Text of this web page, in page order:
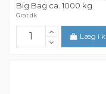
Big Bag ca. 1000 kg
Grat.dk
Læg i